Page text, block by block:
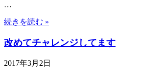
…
続きを読む »
改めてチャレンジしてます
2017年3月2日